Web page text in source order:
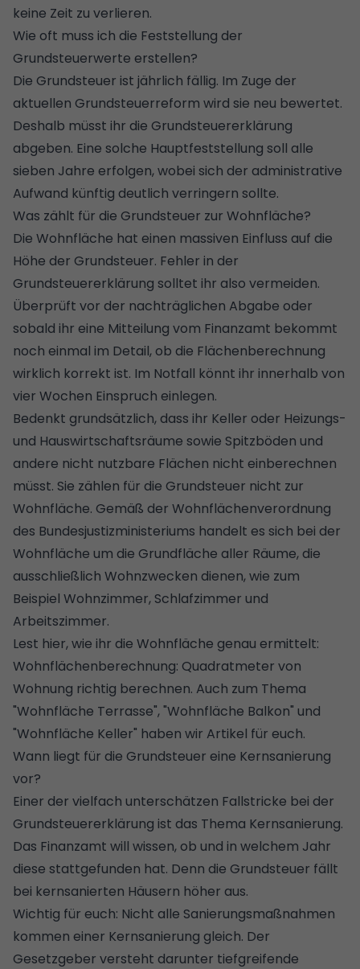
keine Zeit zu verlieren.
Wie oft muss ich die Feststellung der
Grundsteuerwerte erstellen?
Die Grundsteuer ist jährlich fällig. Im Zuge der
aktuellen Grundsteuerreform wird sie neu bewertet.
Deshalb müsst ihr die Grundsteuererklärung
abgeben. Eine solche Hauptfeststellung soll alle
sieben Jahre erfolgen, wobei sich der administrative
Aufwand künftig deutlich verringern sollte.
Was zählt für die Grundsteuer zur Wohnfläche?
Die Wohnfläche hat einen massiven Einfluss auf die
Höhe der Grundsteuer. Fehler in der
Grundsteuererklärung solltet ihr also vermeiden.
Überprüft vor der nachträglichen Abgabe oder
sobald ihr eine Mitteilung vom Finanzamt bekommt
noch einmal im Detail, ob die Flächenberechnung
wirklich korrekt ist. Im Notfall könnt ihr innerhalb von
vier Wochen Einspruch einlegen.
Bedenkt grundsätzlich, dass ihr Keller oder Heizungs-
und Hauswirtschaftsräume sowie Spitzböden und
andere nicht nutzbare Flächen nicht einberechnen
müsst. Sie zählen für die Grundsteuer nicht zur
Wohnfläche. Gemäß der Wohnflächenverordnung
des Bundesjustizministeriums handelt es sich bei der
Wohnfläche um die Grundfläche aller Räume, die
ausschließlich Wohnzwecken dienen, wie zum
Beispiel Wohnzimmer, Schlafzimmer und
Arbeitszimmer.
Lest hier, wie ihr die Wohnfläche genau ermittelt:
Wohnflächenberechnung: Quadratmeter von
Wohnung richtig berechnen. Auch zum Thema
"Wohnfläche Terrasse", "Wohnfläche Balkon" und
"Wohnfläche Keller" haben wir Artikel für euch.
Wann liegt für die Grundsteuer eine Kernsanierung
vor?
Einer der vielfach unterschätzen Fallstricke bei der
Grundsteuererklärung ist das Thema Kernsanierung.
Das Finanzamt will wissen, ob und in welchem Jahr
diese stattgefunden hat. Denn die Grundsteuer fällt
bei kernsanierten Häusern höher aus.
Wichtig für euch: Nicht alle Sanierungsmaßnahmen
kommen einer Kernsanierung gleich. Der
Gesetzgeber versteht darunter tiefgreifende